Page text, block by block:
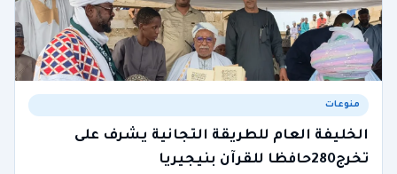
منوعات
الخليفة العام للطريقة التجانية يشرف على
تخرج280حافظا للقرآن بنيجيريا